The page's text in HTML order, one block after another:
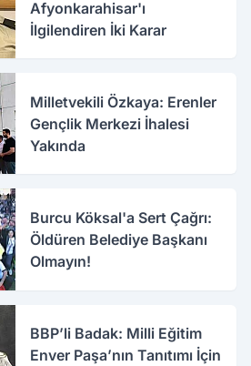
Afyonkarahisar'ı
İlgilendiren İki Karar
Milletvekili Özkaya: Erenler
Gençlik Merkezi İhalesi
Yakında
Burcu Köksal'a Sert Çağrı:
Öldüren Belediye Başkanı
Olmayın!
BBP’li Badak: Milli Eğitim
Enver Paşa’nın Tanıtımı İçin